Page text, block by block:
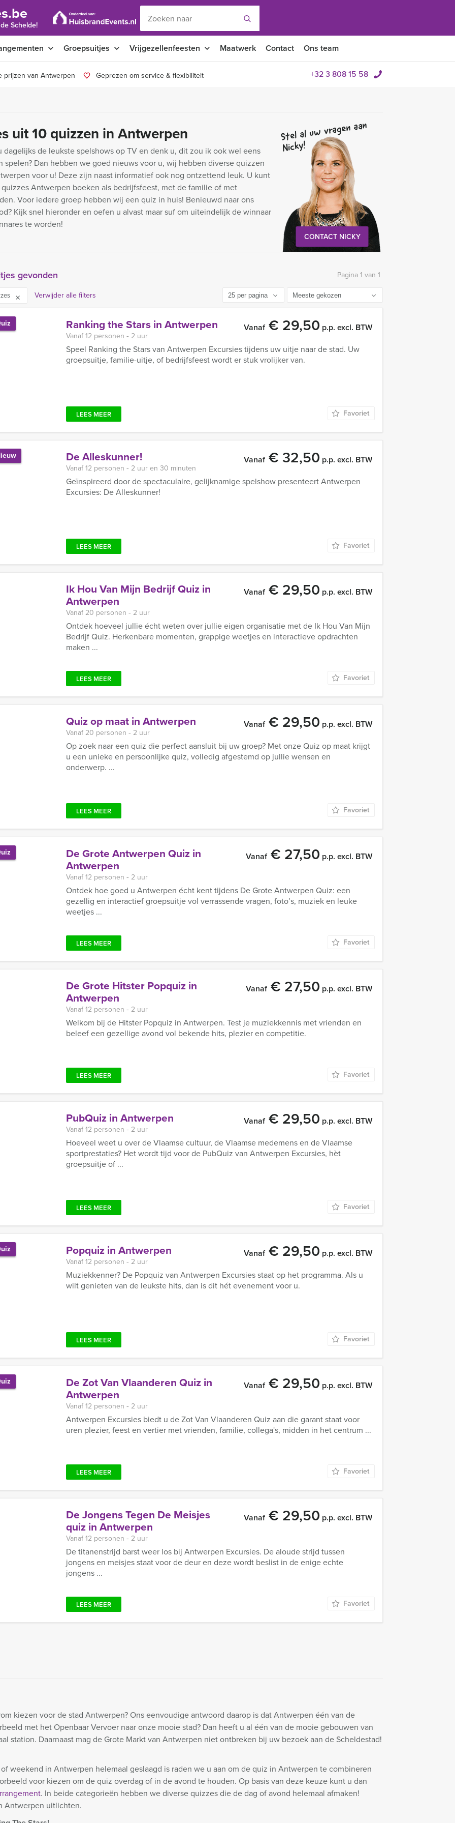
Schelde!
Groepsuitjes Vrijgezellenfeesten Maatwerk Contact Ons team
prijzen van Antwerpen Geprezen om service & flexibiliteit +32 3 808 15 58
uit 10 quizzen in Antwerpen
dagelijks de leukste spelshows op TV en denk u, dit zou ik ook wel eens
spelen? Dan hebben we goed nieuws voor u, wij hebben diverse quizzen
voor u! Deze zijn naast informatief ook nog ontzettend leuk. U kunt
Antwerpen boeken als bedrijfsfeest, met de familie of met
Voor iedere groep hebben wij een quiz in huis! Benieuwd naar ons
Kijk snel hieronder en oefen u alvast maar suf om uiteindelijk de winnaar
te worden!
Stel al uw vragen aan
Nicky!
CONTACT NICKY
gevonden Pagina 1 van 1
Verwijder alle filters
Ranking the Stars in Antwerpen Vanaf€ 29,50 p.p. excl. BTW
Vanaf 12 personen ‐ 2 uur
Speel Ranking the Stars van Antwerpen Excursies tijdens uw uitje naar de stad. Uw
groepsuitje, familie-uitje, of bedrijfsfeest wordt er stuk vrolijker van.
LEES MEER Favoriet
De Alleskunner! Vanaf€ 32,50 p.p. excl. BTW
Vanaf 12 personen ‐ 2 uur en 30 minuten
Geïnspireerd door de spectaculaire, gelijknamige spelshow presenteert Antwerpen
Excursies: De Alleskunner!
LEES MEER Favoriet
Ik Hou Van Mijn Bedrijf Quiz in
Antwerpen
Vanaf€ 29,50 p.p. excl. BTW
Vanaf 20 personen ‐ 2 uur
Ontdek hoeveel jullie écht weten over jullie eigen organisatie met de Ik Hou Van Mijn
Bedrijf Quiz. Herkenbare momenten, grappige weetjes en interactieve opdrachten
maken ...
LEES MEER Favoriet
Quiz op maat in Antwerpen Vanaf€ 29,50 p.p. excl. BTW
Vanaf 20 personen ‐ 2 uur
Op zoek naar een quiz die perfect aansluit bij uw groep? Met onze Quiz op maat krijgt
u een unieke en persoonlijke quiz, volledig afgestemd op jullie wensen en
onderwerp. ...
LEES MEER Favoriet
De Grote Antwerpen Quiz in
Antwerpen
Vanaf€ 27,50 p.p. excl. BTW
Vanaf 12 personen ‐ 2 uur
Ontdek hoe goed u Antwerpen écht kent tijdens De Grote Antwerpen Quiz: een
gezellig en interactief groepsuitje vol verrassende vragen, foto’s, muziek en leuke
weetjes ...
LEES MEER Favoriet
De Grote Hitster Popquiz in
Antwerpen
Vanaf€ 27,50 p.p. excl. BTW
Vanaf 12 personen ‐ 2 uur
Welkom bij de Hitster Popquiz in Antwerpen. Test je muziekkennis met vrienden en
beleef een gezellige avond vol bekende hits, plezier en competitie.
LEES MEER Favoriet
PubQuiz in Antwerpen Vanaf€ 29,50 p.p. excl. BTW
Vanaf 12 personen ‐ 2 uur
Hoeveel weet u over de Vlaamse cultuur, de Vlaamse medemens en de Vlaamse
sportprestaties? Het wordt tijd voor de PubQuiz van Antwerpen Excursies, hèt
groepsuitje of ...
LEES MEER Favoriet
Popquiz in Antwerpen Vanaf€ 29,50 p.p. excl. BTW
Vanaf 12 personen ‐ 2 uur
Muziekkenner? De Popquiz van Antwerpen Excursies staat op het programma. Als u
wilt genieten van de leukste hits, dan is dit hét evenement voor u.
LEES MEER Favoriet
De Zot Van Vlaanderen Quiz in
Antwerpen
Vanaf€ 29,50 p.p. excl. BTW
Vanaf 12 personen ‐ 2 uur
Antwerpen Excursies biedt u de Zot Van Vlaanderen Quiz aan die garant staat voor
uren plezier, feest en vertier met vrienden, familie, collega's, midden in het centrum ...
LEES MEER Favoriet
De Jongens Tegen De Meisjes
quiz in Antwerpen
Vanaf€ 29,50 p.p. excl. BTW
Vanaf 12 personen ‐ 2 uur
De titanenstrijd barst weer los bij Antwerpen Excursies. De aloude strijd tussen
jongens en meisjes staat voor de deur en deze wordt beslist in de enige echte
jongens ...
LEES MEER Favoriet
kiezen voor de stad Antwerpen? Ons eenvoudige antwoord daarop is dat Antwerpen één van de
met het Openbaar Vervoer naar onze mooie stad? Dan heeft u al één van de mooie gebouwen van
station. Daarnaast mag de Grote Markt van Antwerpen niet ontbreken bij uw bezoek aan de Scheldestad!
weekend in Antwerpen helemaal geslaagd is raden we u aan om de quiz in Antwerpen te combineren
voor kiezen om de quiz overdag of in de avond te houden. Op basis van deze keuze kunt u dan
. In beide categorieën hebben we diverse quizzes die de dag of avond helemaal afmaken!
Antwerpen uitlichten.